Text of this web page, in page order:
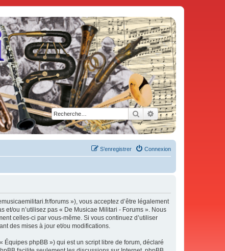
Rechercher
Recherche avancée
Connexion
S’enregistrer
forums »), vous acceptez d’être légalement
et/ou n’utilisez pas « De Musicae Militari - Forums ». Nous
celles-ci par vous-même. Si vous continuez d’utiliser
des mises à jour et/ou modifications.
phpBB ») qui est un script libre de forum, déclaré